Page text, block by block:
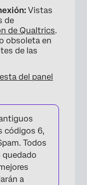
Vistas
de
de Qualtrics.
obsoleta en
de las
del panel
códigos 6,
Todos
quedado
a